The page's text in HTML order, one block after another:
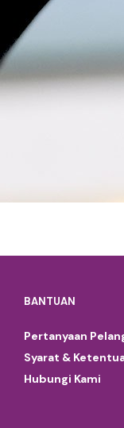
BANTUAN
Pertanyaan
Syarat &
Hubungi Kami